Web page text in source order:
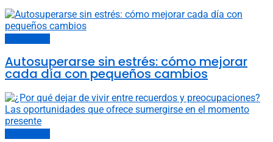
Autosuperarse sin estrés: cómo mejorar
cada día con pequeños cambios